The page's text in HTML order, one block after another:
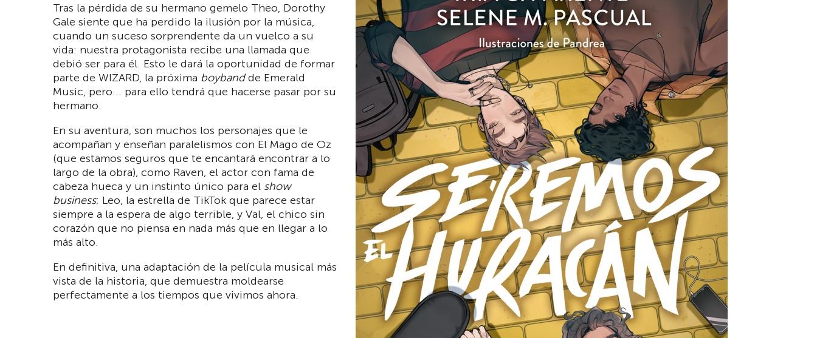
Tras la pérdida de su hermano gemelo Theo, Dorothy
Gale siente que ha perdido la ilusión por la música,
cuando un suceso sorprendente da un vuelco a su
vida: nuestra protagonista recibe una llamada que
debió ser para él. Esto le dará la oportunidad de formar
parte de WIZARD, la próxima boybandde Emerald
Music, pero... para ello tendrá que hacerse pasar por su
hermano.
En su aventura, son muchos los personajes que le
acompañan y enseñan paralelismos con El Mago de Oz
(que estamos seguros que te encantará encontrar a lo
largo de la obra), como Raven, el actor con fama de
cabeza hueca y un instinto único para el show
business; Leo, la estrella de TikTok que parece estar
siempre a la espera de algo terrible, y Val, el chico sin
corazón que no piensa en nada más que en llegar a lo
más alto.
En definitiva, una adaptación de la película musical más
vista de la historia, que demuestra moldearse
perfectamente a los tiempos que vivimos ahora.